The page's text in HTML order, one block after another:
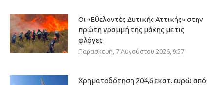
Οι «Εθελοντές Δυτικής Αττικής» στην
πρώτη γραμμή της μάχης με τις
φλόγες
Παρασκευή, 7 Αυγούστου 2026, 9:57
Χρηματοδότηση 204,6 εκατ. ευρώ από